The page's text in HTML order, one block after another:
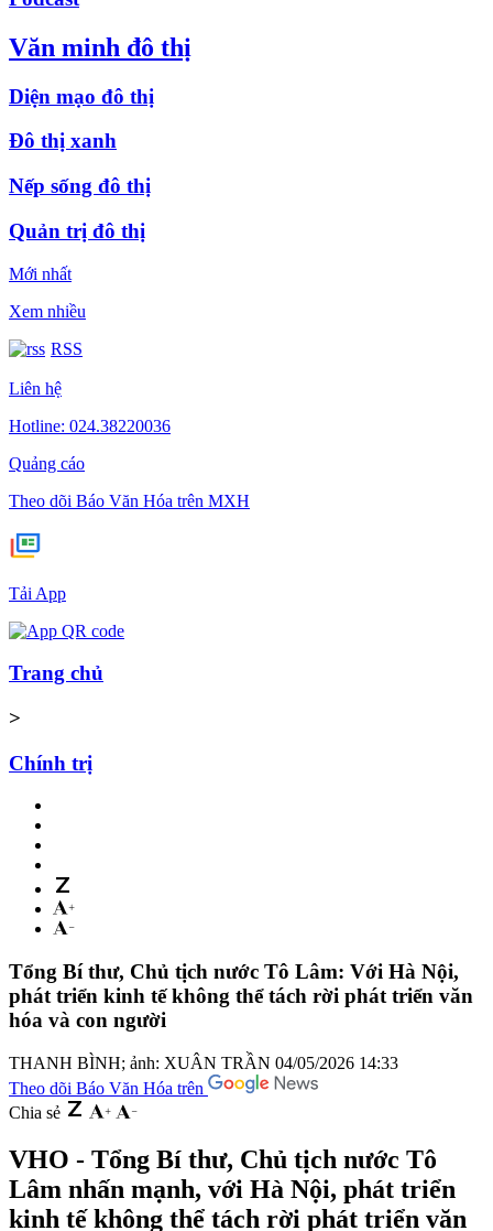
Văn minh đô thị
Diện mạo đô thị
Đô thị xanh
Nếp sống đô thị
Quản trị đô thị
Mới nhất
Xem nhiều
RSS
Liên hệ
Hotline: 024.38220036
Quảng cáo
Theo dõi Báo Văn Hóa trên MXH
Tải App
Trang chủ
>
Chính trị
Tổng Bí thư, Chủ tịch nước Tô Lâm: Với Hà Nội,
phát triển kinh tế không thể tách rời phát triển văn
hóa và con người
THANH BÌNH; ảnh: XUÂN TRẦN 04/05/2026 14:33
Theo dõi Báo Văn Hóa trên
Chia sẻ
VHO - Tổng Bí thư, Chủ tịch nước Tô
Lâm nhấn mạnh, với Hà Nội, phát triển
kinh tế không thể tách rời phát triển văn